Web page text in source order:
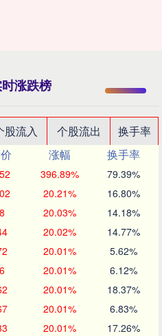
涨跌榜
股流入 个股流出
换手率
涨幅
换手率
396.89% 79.39%
20.21% 16.80%
20.03% 14.18%
20.02% 14.77%
20.01% 5.62%
20.01% 6.12%
20.01% 18.37%
20.01% 6.83%
20.01% 17.26%